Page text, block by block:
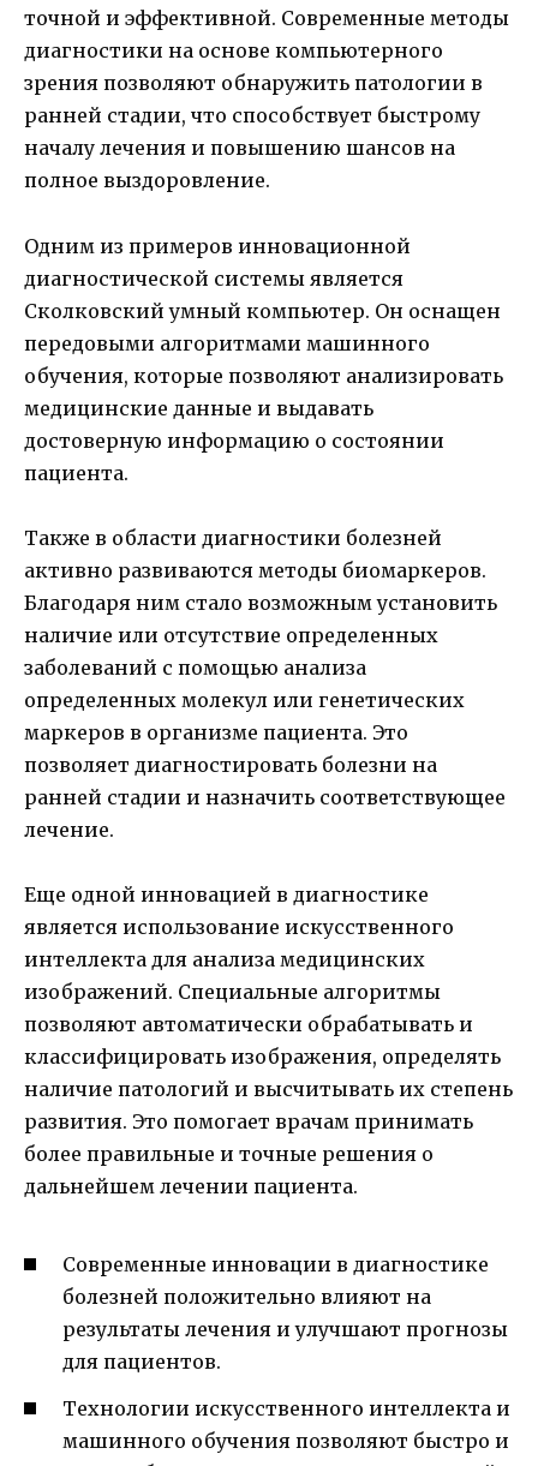
точной и эффективной. Современные методы
диагностики на основе компьютерного
зрения позволяют обнаружить патологии в
ранней стадии, что способствует быстрому
началу лечения и повышению шансов на
полное выздоровление.
Одним из примеров инновационной
диагностической системы является
Сколковский умный компьютер. Он оснащен
передовыми алгоритмами машинного
обучения, которые позволяют анализировать
медицинские данные и выдавать
достоверную информацию о состоянии
пациента.
Также в области диагностики болезней
активно развиваются методы биомаркеров.
Благодаря ним стало возможным установить
наличие или отсутствие определенных
заболеваний с помощью анализа
определенных молекул или генетических
маркеров в организме пациента. Это
позволяет диагностировать болезни на
ранней стадии и назначить соответствующее
лечение.
Еще одной инновацией в диагностике
является использование искусственного
интеллекта для анализа медицинских
изображений. Специальные алгоритмы
позволяют автоматически обрабатывать и
классифицировать изображения, определять
наличие патологий и высчитывать их степень
развития. Это помогает врачам принимать
более правильные и точные решения о
дальнейшем лечении пациента.
Современные инновации в диагностике
болезней положительно влияют на
результаты лечения и улучшают прогнозы
для пациентов.
Технологии искусственного интеллекта и
машинного обучения позволяют быстро и